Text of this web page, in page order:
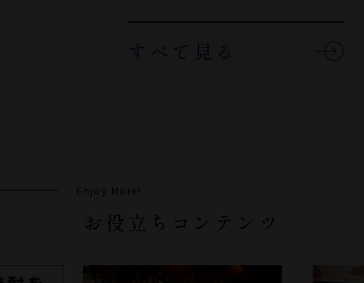
すべて見る
Enjoy More!
お役立ちコンテンツ